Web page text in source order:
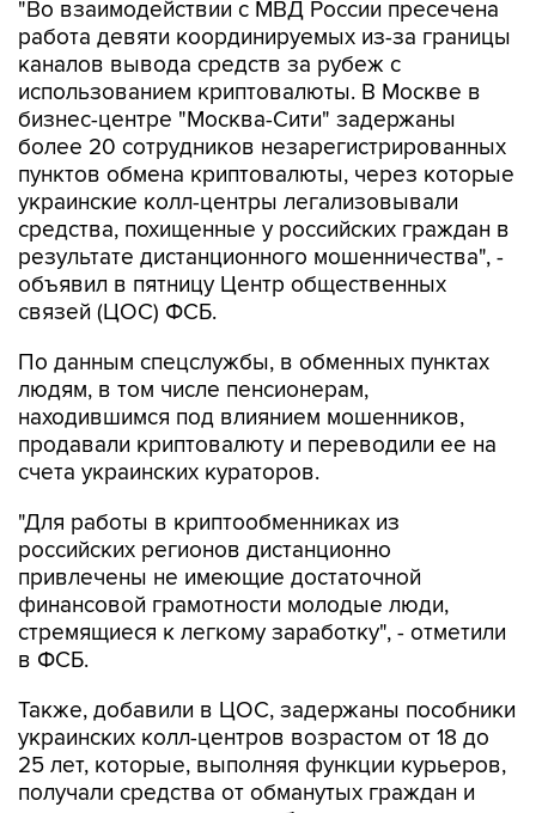
каналов вывода средств за рубеж с
использованием криптовалюты. В Москве в
бизнес-центре "Москва-Сити" задержаны
более 20 сотрудников незарегистрированных
пунктов обмена криптовалюты, через которые
украинские колл-центры легализовывали
средства, похищенные у российских граждан в
результате дистанционного мошенничества", -
объявил в пятницу Центр общественных
связей (ЦОС) ФСБ.
По данным спецслужбы, в обменных пунктах
находившимся под влиянием мошенников,
продавали криптовалюту и переводили ее на
счета украинских кураторов.
"Для работы в криптообменниках из
привлечены не имеющие достаточной
финансовой грамотности молодые люди,
стремящиеся к легкому заработку", - отметили
в ФСБ.
Также, добавили в ЦОС, задержаны пособники
25 лет, которые, выполняя функции курьеров,
получали средства от обманутых граждан и
передавали их в криптообменники для
дальнейшего направления на Украину.